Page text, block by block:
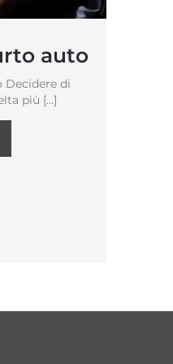
auto
Decidere di
più […]